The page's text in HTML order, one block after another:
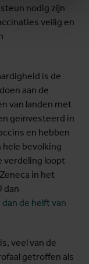
nodig zijn
veilig en
is de
aan de
van landen met
geïnvesteerd in
en hebben
bevolking
verdeling loopt
in het
dan
de helft van
veel van de
getroffen als